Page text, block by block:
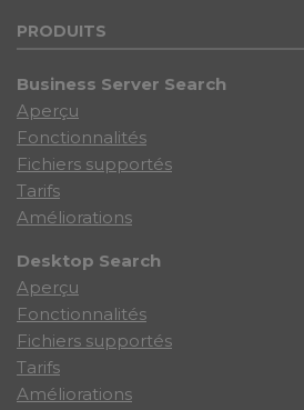
PRODUITS
Business Server Search
Aperçu
Fonctionnalités
Fichiers supportés
Tarifs
Améliorations
Desktop Search
Aperçu
Fonctionnalités
Fichiers supportés
Tarifs
Améliorations